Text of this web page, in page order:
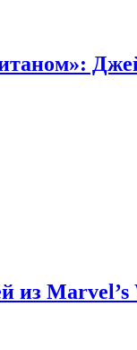
из Marvel’s